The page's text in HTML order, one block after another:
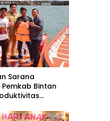
Sarana
Pemkab Bintan